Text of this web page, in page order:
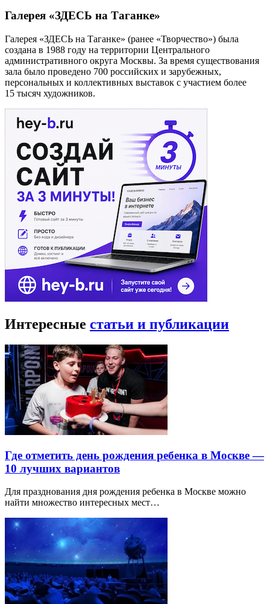
Галерея «ЗДЕСЬ на Таганке»
Галерея «ЗДЕСЬ на Таганке» (ранее «Творчество») была
создана в 1988 году на территории Центрального
административного округа Москвы. За время существования
зала было проведено 700 российских и зарубежных,
персональных и коллективных выставок с участием более
15 тысяч художников.
Интересные статьи и публикации
Где отметить день рождения ребенка в Москве —
10 лучших вариантов
Для празднования дня рождения ребенка в Москве можно
найти множество интересных мест…